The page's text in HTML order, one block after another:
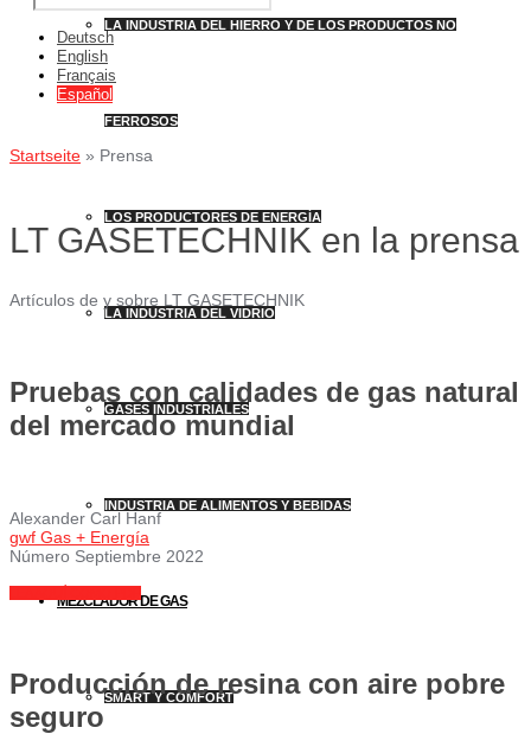
LA INDUSTRIA DEL HIERRO Y DE LOS PRODUCTOS NO
FERROSOS
LOS PRODUCTORES DE ENERGÍA
LA INDUSTRIA DEL VIDRIO
GASES INDUSTRIALES
INDUSTRIA DE ALIMENTOS Y BEBIDAS
MEZCLADOR DE GAS
SMART Y COMFORT
Deutsch
English
Français
Español
Startseite » Prensa
LT GASETECHNIK en la prensa
Artículos de y sobre LT GASETECHNIK
Pruebas con calidades de gas natural
del mercado mundial
Alexander Carl Hanf
gwf Gas + Energía
Número Septiembre 2022
Producción de resina con aire pobre
seguro